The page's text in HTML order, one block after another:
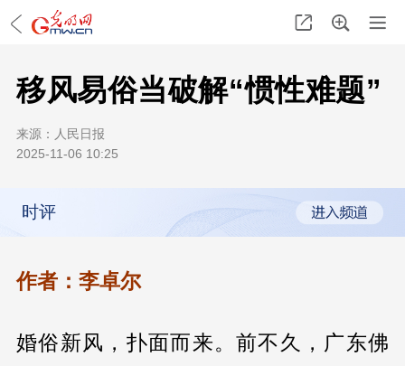
移风易俗当破解“惯性难题”
来源： 人民日报
2025-11-06 10:25
时评
作者：李卓尔
婚俗新风，扑面而来。前不久，广东佛